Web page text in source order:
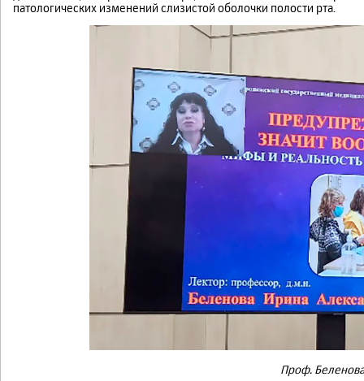
патологических изменений слизистой оболочки полости рта.
Проф.